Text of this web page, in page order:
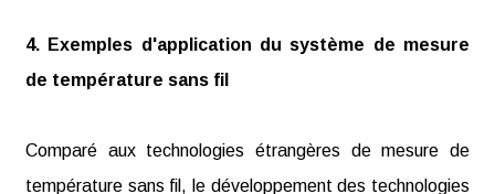
4. Exemples d'application du système de mesure
de température sans fil
Comparé aux technologies étrangères de mesure de
température sans fil, le développement des technologies